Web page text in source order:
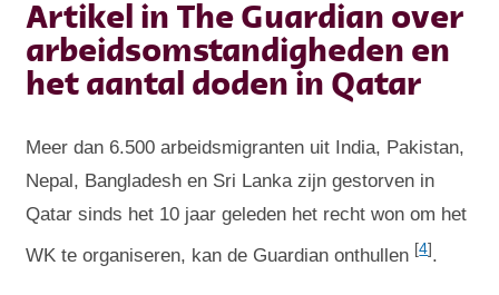
Artikel in The Guardian over
arbeidsomstandigheden en
het aantal doden in Qatar
Meer dan 6.500 arbeidsmigranten uit India, Pakistan,
Nepal, Bangladesh en Sri Lanka zijn gestorven in
Qatar sinds het 10 jaar geleden het recht won om het
WK te organiseren, kan de Guardian onthullen [4].